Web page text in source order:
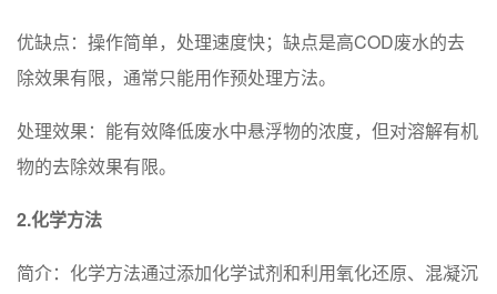
优缺点：操作简单，处理速度快；缺点是高COD废水的去
除效果有限，通常只能用作预处理方法。
处理效果：能有效降低废水中悬浮物的浓度，但对溶解有机
物的去除效果有限。
2.化学方法
简介：化学方法通过添加化学试剂和利用氧化还原、混凝沉